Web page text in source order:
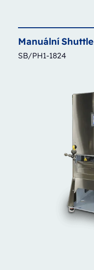
ManuálníShuttle
SB/PH1-1824